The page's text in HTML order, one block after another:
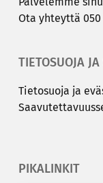
Ota yh­teyt­tä 050
TIETOSUOJA
Tie­to­suo­ja ja
PIKALINKIT